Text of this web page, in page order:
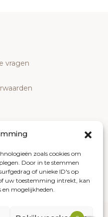
zoals cookies om
Door in te stemmen
of unieke ID's op
uw toestemming intrekt, kan
en mogelijkheden.
vragen